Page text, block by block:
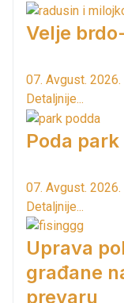
Velje
07. Avgust. 2026.
Detaljnije...
Poda
07. Avgust. 2026.
Detaljnije...
Uprava
građane
prevaru